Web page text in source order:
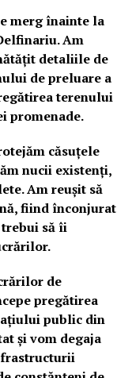
merg înainte la
Am
detaliile de
de preluare a
terenului
promenade.
căsuțele
nucii existenți,
Am reușit să
fiind înconjurat
trebui să îi
de
pregătirea
public din
și vom degaja